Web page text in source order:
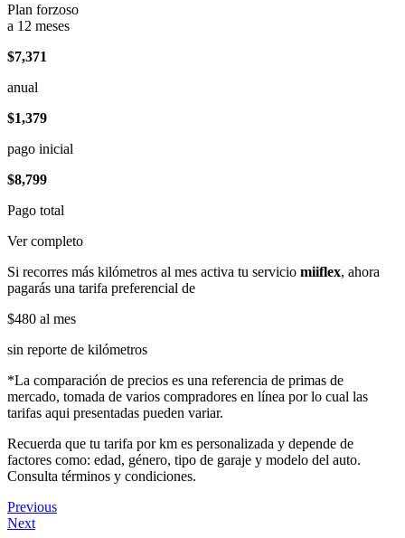
Plan forzoso
a 12 meses
$7,371
anual
$1,379
pago inicial
$8,799
Pago total
Ver completo
Si recorres más kilómetros al mes activa tu servicio miiflex, ahora
pagarás una tarifa preferencial de
$480 al mes
sin reporte de kilómetros
*La comparación de precios es una referencia de primas de
mercado, tomada de varios compradores en línea por lo cual las
tarifas aqui presentadas pueden variar.
Recuerda que tu tarifa por km es personalizada y depende de
factores como: edad, género, tipo de garaje y modelo del auto.
Consulta términos y condiciones.
Previous
Next